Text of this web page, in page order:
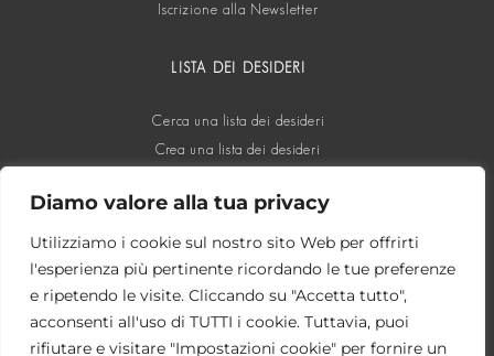
Diamo valore alla tua privacy
Utilizziamo i cookie sul nostro sito Web per offrirti
l'esperienza più pertinente ricordando le tue preferenze
e ripetendo le visite. Cliccando su "Accetta tutto",
acconsenti all'uso di TUTTI i cookie. Tuttavia, puoi
rifiutare e visitare "Impostazioni cookie" per fornire un
Iscrizione alla Newsletter
LISTA DEI DESIDERI
Cerca una lista dei desideri
Crea una lista dei desideri
SOCIAL